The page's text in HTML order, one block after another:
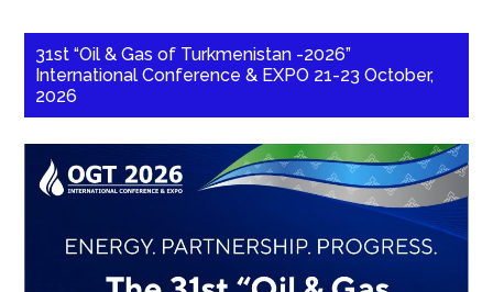
31st “Oil & Gas of Turkmenistan -2026”
International Conference & EXPO 21-23 October,
2026